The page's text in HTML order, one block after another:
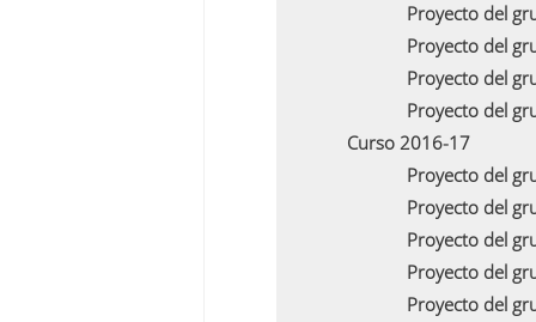
Proyecto del
Proyecto del
Proyecto del
Proyecto del
Curso 2016-17
Proyecto del
Proyecto del
Proyecto del
Proyecto del
Proyecto del